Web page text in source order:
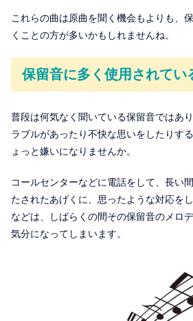
これらの曲は原曲を聞く機会もよりも、
くことの方が多いかもしれませんね。
保留音に多く使用されてい
普段は何気なく聞いている保留音ではあ
ラブルがあったり不快な思いをしたりす
ょっと嫌いになりませんか。
コールセンターなどに電話をして、長い
たされたあげくに、思ったような対応を
などは、しばらくの間その保留音のメロ
気分になってしまいます。